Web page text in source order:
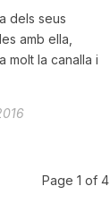
dels seus
amb ella,
molt la canalla i
Page 1 of 4